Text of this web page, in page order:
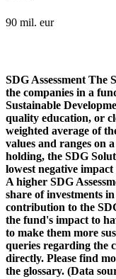
90 mil. eur
SDG Assessment The
the companies in a
Sustainable
quality education, or
weighted average of
values and ranges on
holding, the SDG
lowest negative
A higher SDG
share of investments
contribution to the
the fund's impact to
to make them more
queries regarding the
directly. Please find
the glossary. (Data